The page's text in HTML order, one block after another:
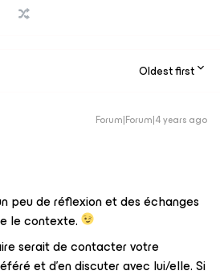
Oldest first
Forum|Forum|4 years ago
peu de réflexion et des échanges
le contexte.
serait de contacter votre
et d’en discuter avec lui/elle. Si